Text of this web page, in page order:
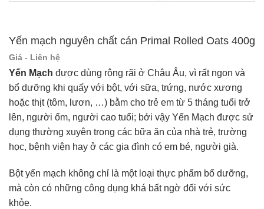
Yến mạch nguyên chất cán Primal Rolled Oats 400g
Giá - Liên hệ
Yến Mạch được dùng rộng rãi ở Châu Âu, vì rất ngon và
bổ dưỡng khi quấy với bột, với sữa, trứng, nước xương
hoặc thịt (tôm, lươn, …) bằm cho trẻ em từ 5 tháng tuổi trở
lên, người ốm, người cao tuổi; bởi vậy Yến Mạch được sử
dụng thường xuyên trong các bữa ăn của nhà trẻ, trường
học, bệnh viện hay ở các gia đình có em bé, người già.
Bột yến mạch không chỉ là một loại thực phẩm bổ dưỡng,
mà còn có những công dụng khá bất ngờ đối với sức
khỏe.